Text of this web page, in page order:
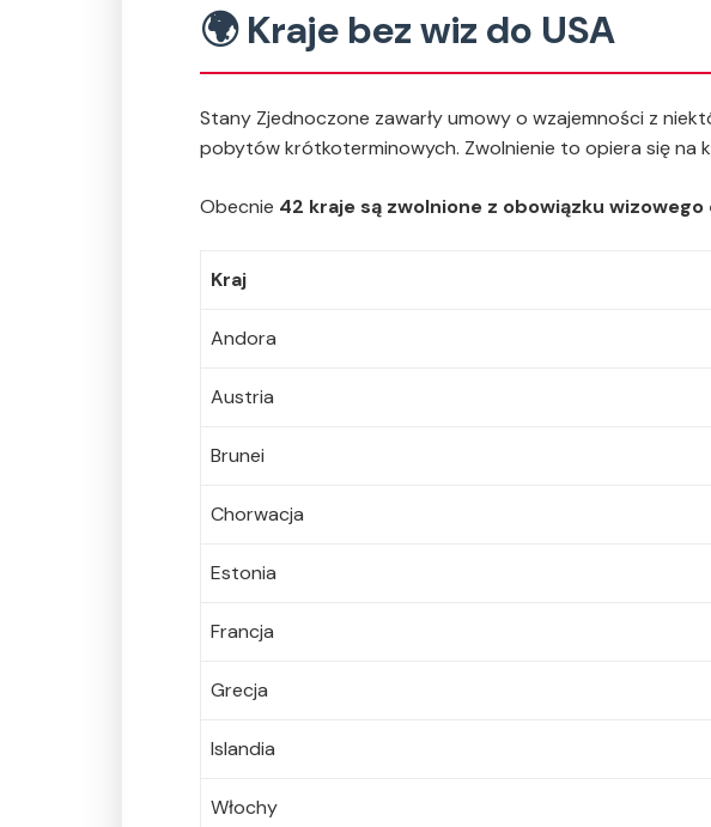
🌍 Kraje bez wiz do USA
Stany Zjednoczone zawarły umowy o wzajemności z
pobytów krótkoterminowych. Zwolnienie to opiera się na
Obecnie 42 kraje są zwolnione z obowiązku wizowego
Kraj
Andora
Austria
Brunei
Chorwacja
Estonia
Francja
Grecja
Islandia
Włochy